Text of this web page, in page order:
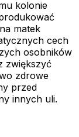
kolonie
matek
cech
osobników
zwiększyć
zdrowe
przed
innych uli.